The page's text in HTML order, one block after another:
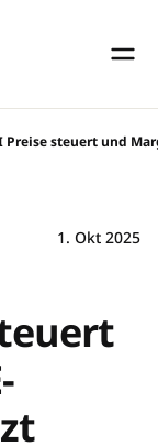
Preise steuert und
1. Okt 2025